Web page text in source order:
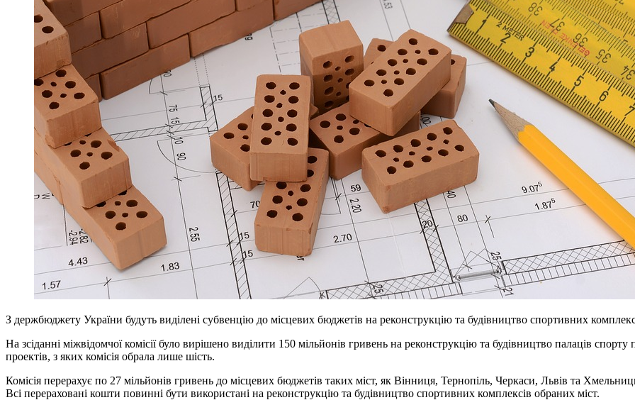
З держбюджету України будуть виділені субвенцію до місцевих бюджетів на реконструкцію та будівництво спортивних
На зсіданні міжвідомчої комісії було вирішено виділити 150 мільйонів гривень на реконструкцію та будівництво палаців
проектів, з яких комісія обрала лише шість.
Комісія перерахує по 27 мільйонів гривень до місцевих бюджетів таких міст, як Вінниця, Тернопіль, Черкаси, Львів та
Всі перераховані кошти повинні бути використані на реконструкцію та будівництво спортивних комплексів обраних міст.